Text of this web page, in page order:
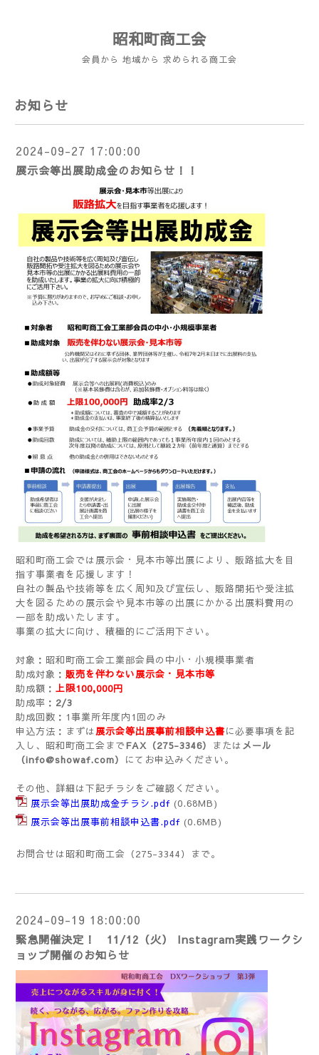
昭和町商工会
会員から 地域から 求められる商工会
お知らせ
2024-09-27 17:00:00
展示会等出展助成金のお知らせ！！
昭和町商工会では展示会・見本市等出展により、販路拡大を目
指す事業者を応援します！
自社の製品や技術等を広く周知及び宣伝し、販路開拓や受注拡
大を図るための展示会や見本市等の出展にかかる出展料費用の
一部を助成いたします。
事業の拡大に向け、積極的にご活用下さい。
対象：昭和町商工会工業部会員の中小・小規模事業者
助成対象： 販売を伴わない展示会・見本市等
助成額： 上限100,000円
助成率： 2/3
助成回数：1事業所年度内1回のみ
申込方法：まずは展示会等出展事前相談申込書に必要事項を記
入し、昭和町商工会までFAX（275-3346） または メール
（info@showaf.com）
にてお申込みください。
その他、詳細は下記チラシをご確認ください。
展示会等出展助成金チラシ.pdf (0.68MB)
展示会等出展事前相談申込書.pdf (0.6MB)
お問合せは昭和町商工会（275-3344）まで。
2024-09-19 18:00:00
緊急開催決定！ 11/12（火） Instagram実践ワークシ
ョップ開催のお知らせ